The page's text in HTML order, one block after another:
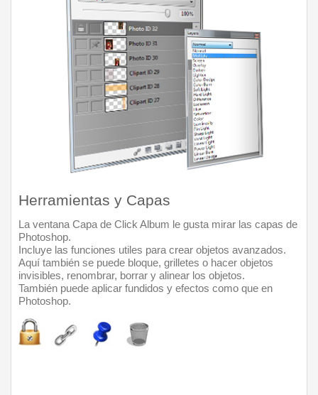
Herramientas y Capas
La ventana Capa de Click Album le gusta mirar las capas de
Photoshop.
Incluye las funciones utiles para crear objetos avanzados.
Aquí también se puede bloque, grilletes o hacer objetos
invisibles, renombrar, borrar y alinear los objetos.
También puede aplicar fundidos y efectos como que en
Photoshop.